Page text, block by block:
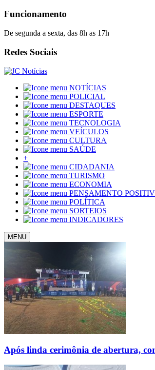
Funcionamento
De segunda a sexta, das 8h as 17h
Redes Sociais
NOTÍCIAS
POLICIAL
DESTAQUES
ESPORTE
TECNOLOGIA
VEÍCULOS
CULTURA
SAÚDE
+
CIDADANIA
TURISMO
ECONOMIA
PENSAMENTO
POLÍTICA
SORTEIOS
INDICADORES
MENU
Após linda cerimônia de abertura,